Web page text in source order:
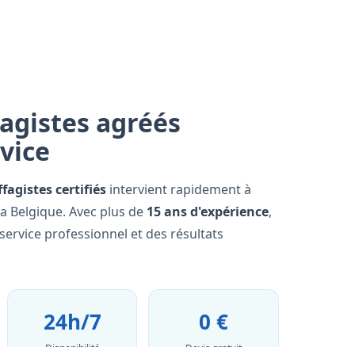
agréés
certifiés intervient rapidement à
Belgique. Avec plus de 15 ans d'expérience,
professionnel et des résultats
24h/7 0 €